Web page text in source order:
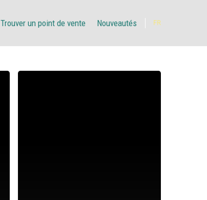
Trouver un point de vente Nouveautés FR